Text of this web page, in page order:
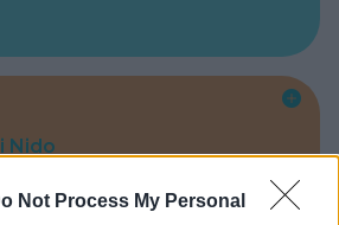
Not Process My Personal
Nido